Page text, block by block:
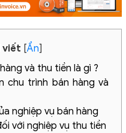
viết [Ẩn]
và thu tiền là gì ?
chu trình bán hàng và
nghiệp vụ bán hàng
với nghiệp vụ thu tiền